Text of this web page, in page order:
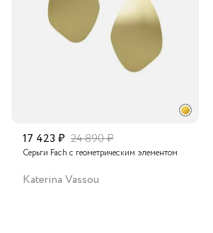
17 423 ₽ 24 890 ₽
Серьги Fach с геометрическим элементом
Katerina Vassou